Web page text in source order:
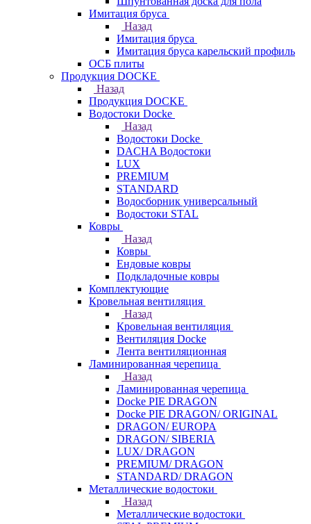
Имитация бруса
Назад
Имитация бруса
Имитация бруса карельский профиль
ОСБ плиты
Продукция DOCKE
Назад
Продукция DOCKE
Водостоки Docke
Назад
Водостоки Docke
DACHA Водостоки
LUX
PREMIUM
STANDARD
Водосборник универсальный
Водостоки STAL
Ковры
Назад
Ковры
Ендовые ковры
Подкладочные ковры
Комплектующие
Кровельная вентиляция
Назад
Кровельная вентиляция
Вентиляция Docke
Лента вентиляционная
Ламинированная черепица
Назад
Ламинированная черепица
Docke PIE DRAGON
Docke PIE DRAGON/ ORIGINAL
DRAGON/ EUROPA
DRAGON/ SIBERIA
LUX/ DRAGON
PREMIUM/ DRAGON
STANDARD/ DRAGON
Металлические водостоки
Назад
Металлические водостоки